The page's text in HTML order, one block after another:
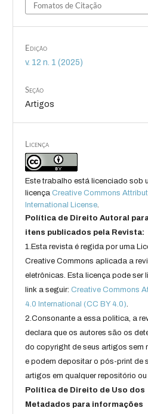
Fomatos de Citação
Edição
v. 12 n. 1 (2025)
Seção
Artigos
Licença
Este trabalho está licenciado sob
licençaCreative Commons
International License.
Política de Direito Autoral
itens publicados pela Revista:
1.Esta revista é regida por uma
Creative Commons aplicada a
eletrônicas. Esta licença pode ser
link a seguir:Creative Commons
4.0 International (CC BY 4.0).
2.Consonante a essa politica, a
declara que os autores são os
do copyright de seus artigos sem
e podem depositar o pós-print de
artigos em qualquer repositório ou
Política de Direito de Uso dos
Metadados para informações